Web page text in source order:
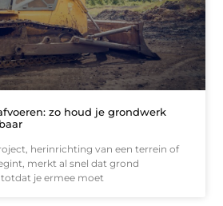
zo houd je grondwerk
herinrichting van een terrein of
merkt al snel dat grond
je ermee moet